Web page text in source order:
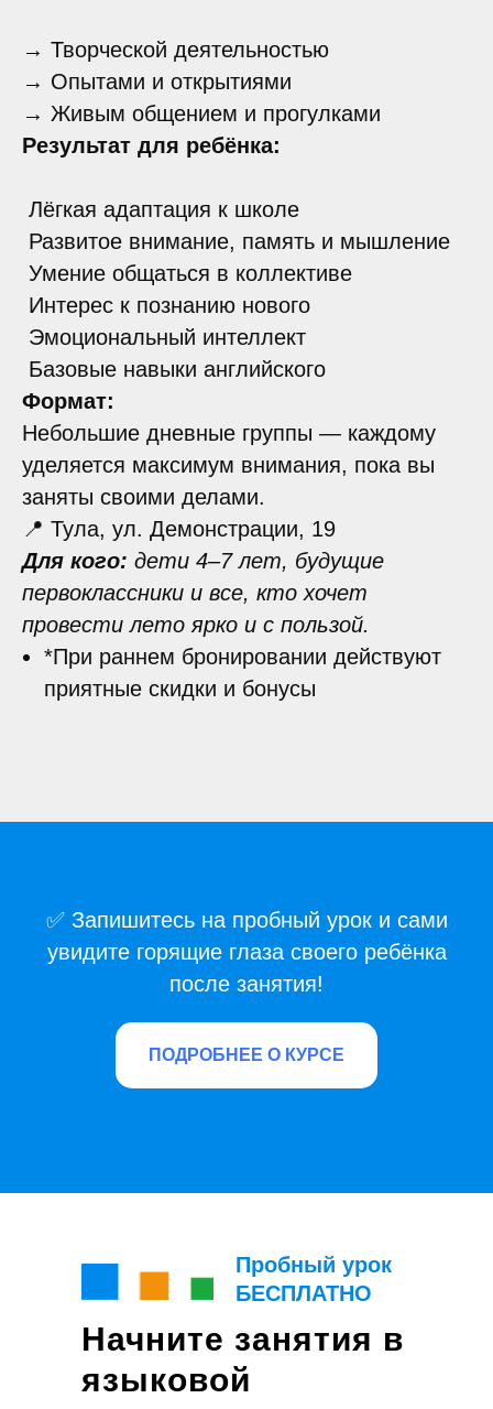
→ Творческой деятельностью
→ Опытами и открытиями
→ Живым общением и прогулками
Результат для ребёнка:
Лёгкая адаптация к школе
Развитое внимание, память и мышление
Умение общаться в коллективе
Интерес к познанию нового
Эмоциональный интеллект
Базовые навыки английского
Формат:
Небольшие дневные группы — каждому
уделяется максимум внимания, пока вы
заняты своими делами.
📍 Тула, ул. Демонстрации, 19
Для кого: дети 4–7 лет, будущие
первоклассники и все, кто хочет
провести лето ярко и с пользой.
*При раннем бронировании действуют
приятные скидки и бонусы
✅ Запишитесь на пробный урок и сами
увидите горящие глаза своего ребёнка
после занятия!
ПОДРОБНЕЕ О КУРСЕ
Начните занятия в
языковой
Пробный урок
БЕСПЛАТНО